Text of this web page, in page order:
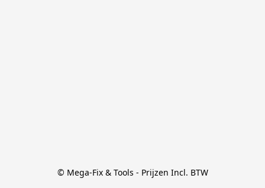
© Mega-Fix & Tools - Prijzen Incl. BTW